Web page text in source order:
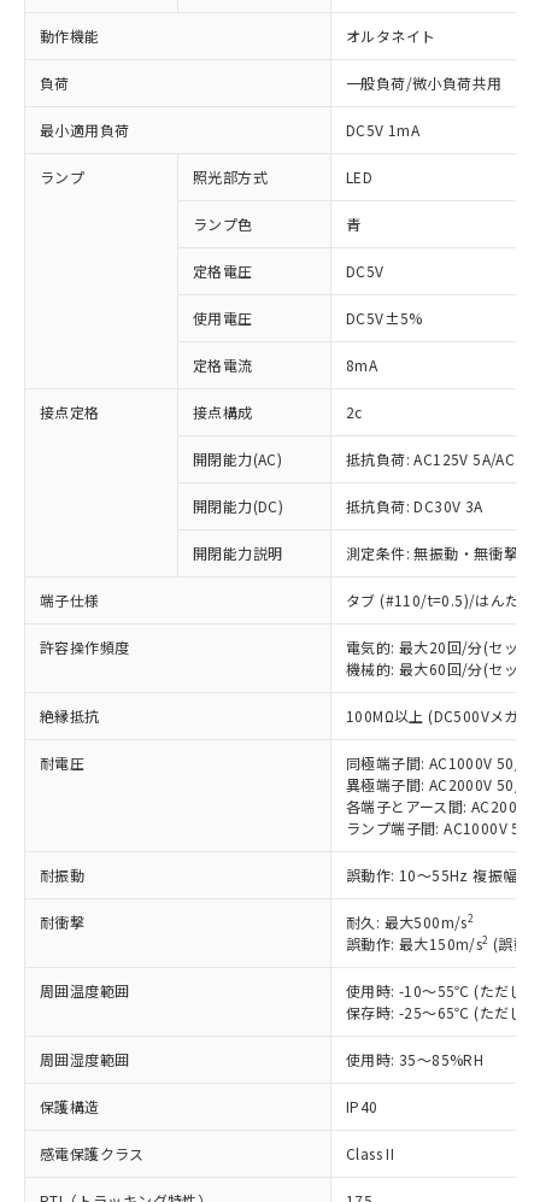
動作機能 オルタネイト
負荷 一般負荷/微小負荷共用
最小適用負荷 DC5V 1mA
ランプ 照光部方式 LED
ランプ色 青
定格電圧 DC5V
使用電圧 DC5V±5%
定格電流 8mA
接点定格 接点構成 2c
開閉能力(AC) 抵抗負荷: AC125V 5A/
開閉能力(DC) 抵抗負荷: DC30V 3A
開閉能力説明 測定条件: 無振動・無衝撃
端子仕様 タブ (#110/t=0.5)/はんだづ
許容操作頻度
電気的: 最大20回/分(セット
機械的: 最大60回/分(セット
絶縁抵抗 100MΩ以上 (DC500Vメガ)
耐電圧
同極端子間: AC1000V 50/
異極端子間: AC2000V 50/
各端子とアース間:
ランプ端子間: AC1000V
耐振動 誤動作: 10～55Hz 複振幅
耐衝撃 耐久: 最大500m/s2
誤動作: 最大150m/s2 (誤動
周囲温度範囲
使用時: -10～55℃ (ただし
保存時: -25～65℃ (ただし
周囲湿度範囲 使用時: 35～85%RH
保護構造 IP40
感電保護クラス Class II
以下の条件をお読みいただき、同意のうえ
本サービスは、当社制御機器事業取扱
商品の当社在庫状況および標準価格
(税抜)を提供させていただくもので
当社制御機器事業取扱商品の中には、
在庫状況および標準価格照会結果は、
タに基づき作成されるものであり、閲
覧された時点での実際の在庫および標
対応済み：EU RoHS指令（10物質）の
非含有に対応した製品が提供可能な商品で
す。
対応予定：EU RoHS指令（10物質）の非含
有に対応した製品に切り替える予定のある
対応予定なし：EU RoHS指令（10物質）の
非含有に非対応の商品で、対応品を出す予
調査・確認中：EU RoHS指令（10物質）の
非含有の対応状況を調査中または確認中の
非該当品：ライセンス料など無形物で、有
害物質有無と関係のない商品です。
仕入先様の事情により、非含有部品として
いたものが、含有品と判明した場合などや
むを得ず変更することがあります。
鉛(Pb) 1000ppm以下、 水銀(Hg) 1000ppm以下、 カド
六価クロム(Cr(Ⅵ)) 1000ppm以下、ポリ臭化ビフェニル
「○」：最大均質材料含有率が中国RoHSの
基準値以下であることを示します。
「×」：最大均質材料含有率が中国RoHSの
基準値を超えていることを示します。
「－」：未確認です。当社販売部門へお問
い合わせください。
*中国RoHS10物質の基準値 (GB/T26572)：
Pb(鉛) :1000ppm、 Hg(水銀) : 1000ppm、 Cd(カドミウ
ム) : 100ppm、
当社は、これら貴社製品のうち、外国
為替および外国貿易法に定める商品
（以下｢規制貨物等」という）を輸出
国政府の輸出許可(または役務取引許
可)を取得するなどの必要な手続きを
記